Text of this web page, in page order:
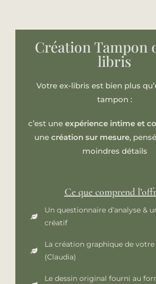
Création Tampon
libris
Votre ex-libris est bien plus
tampon :
c’est une expérience intime et
une création sur mesure,
moindres détails
Ce que comprend
Un questionnaire d’analyse &
créatif
La création graphique de
(Claudia)
Le dessin original fourni au